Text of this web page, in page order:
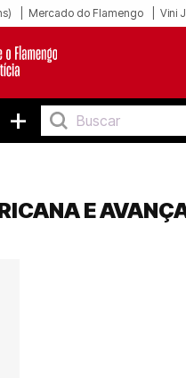
Mercado do Flamengo Vini
+
E